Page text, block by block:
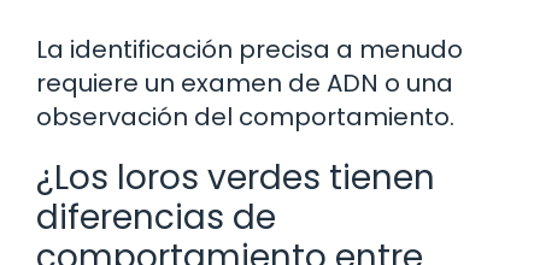
La identificación precisa a menudo
requiere un examen de ADN o una
observación del comportamiento.
¿Los loros verdes tienen
diferencias de